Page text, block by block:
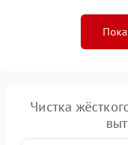
Чистка